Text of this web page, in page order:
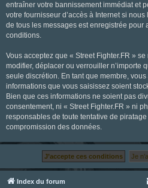
entraîner votre bannissement immédiat et
votre fournisseur d’accès à Internet si
de tous les messages est enregistrée pour
conditions.
Vous acceptez que « Street Fighter.FR »
modifier, déplacer ou verrouiller n’importe
seule discrétion. En tant que membre,
informations que vous saisissez soient
Bien que ces informations ne soient pas
consentement, ni « Street Fighter.FR » ni
responsables de toute tentative de
compromission des données.
Index du forum